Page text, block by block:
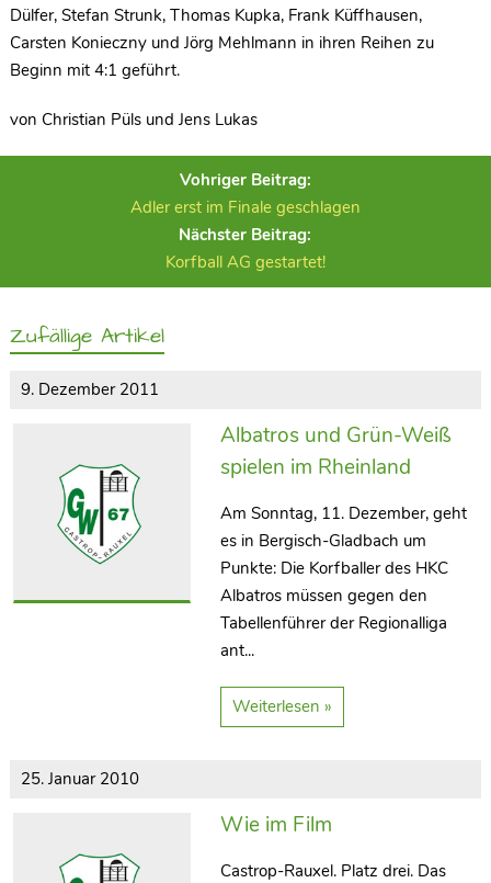
Dülfer, Stefan Strunk, Thomas Kupka, Frank Küffhausen,
Carsten Konieczny und Jörg Mehlmann in ihren Reihen zu
Beginn mit 4:1 geführt.
von Christian Püls und Jens Lukas
Vohriger Beitrag:
Adler erst im Finale geschlagen
Nächster Beitrag:
Korfball AG gestartet!
Zufällige Artikel
9. Dezember 2011
Albatros und Grün-Weiß
spielen im Rheinland
Am Sonntag, 11. Dezember, geht
es in Bergisch-Gladbach um
Punkte: Die Korfballer des HKC
Albatros müssen gegen den
Tabellenführer der Regionalliga
ant...
Weiterlesen »
25. Januar 2010
Wie im Film
Castrop-Rauxel. Platz drei. Das